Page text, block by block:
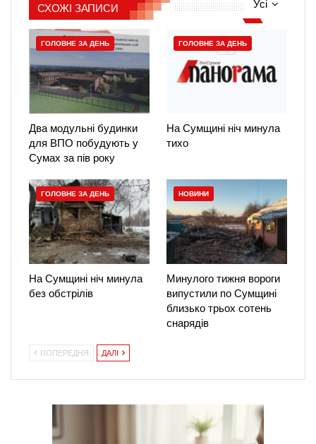
Усі
СХОЖІ ЗАПИСИ
ГОЛОВНЕ ЗА ДЕНЬ
Два модульні будинки
для ВПО побудують у
Сумах за пів року
ГОЛОВНЕ ЗА ДЕНЬ
На Сумщині ніч минула
тихо
ГОЛОВНЕ ЗА ДЕНЬ
На Сумщині ніч минула
без обстрілів
НОВИНИ
Минулого тижня вороги
випустили по Сумщині
близько трьох сотень
снарядів
ПОПЕРЕДНЯ ДАЛІ